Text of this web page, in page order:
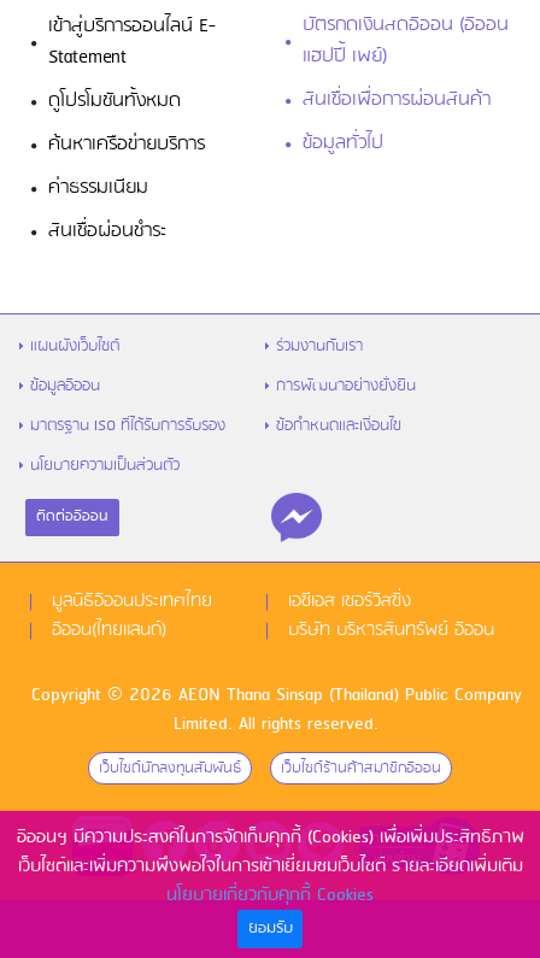
อิออนฯ มีความประสงค์ในการจัดเก็บคุกกี้ (Cookies) เพื่อเพิ่มประสิทธิภาพ
เว็บไซต์และเพิ่มความพึงพอใจในการเข้าเยี่ยมชมเว็บไซต์ รายละเอียดเพิ่มเติม
นโยบายเกี่ยวกับคุกกี้ Cookies
ยอมรับ
เข้าสู่บริการออนไลน์ E-
Statement
ดูโปรโมชันทั้งหมด
ค้นหาเครือข่ายบริการ
ค่าธรรมเนียม
สินเชื่อผ่อนชำระ
บัตรกดเงินสดอิออน (อิออน
แฮปปี้ เพย์)
สินเชื่อเพื่อการผ่อนสินค้า
ข้อมูลทั่วไป
แผนผังเว็บไซต์
ร่วมงานกับเรา
ข้อมูลอิออน
การพัฒนาอย่างยั่งยืน
มาตรฐาน ISO ที่ได้รับการรับรอง
ข้อกำหนดและเงื่อนไข
นโยบายความเป็นส่วนตัว
ติดต่ออิออน
มูลนิธิอิออนประเทศไทย
เอซีเอส เซอร์วิสซิ่ง
อิออน(ไทยแลนด์)
บริษัท บริหารสินทรัพย์ อิออน
Copyright © 2026 AEON Thana Sinsap (Thailand) Public Company
Limited. All rights reserved.
เว็บไซด์นักลงทุนสัมพันธ์ เว็บไซด์ร้านค้าสมาชิกอิออน